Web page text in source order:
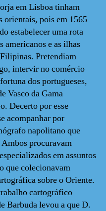
em Lisboa tinham
orientais, pois em 1565
estabelecer uma rota
americanos e as ilhas
Pretendiam
intervir no comércio
dos portugueses,
Vasco da Gama
Decerto por esse
acompanhar por
napolitano que
procuravam
em assuntos
que colecionavam
sobre o Oriente.
cartográfico
Barbuda levou a que D.